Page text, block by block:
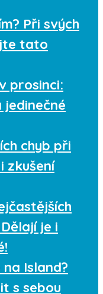
Při svých
tato
prosinci:
jedinečné
chyb při
zkušení
je i
Island?
s sebou